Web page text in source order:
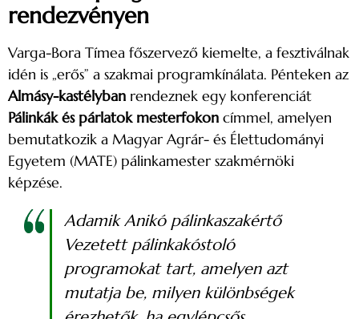
rendezvényen
Varga-Bora Tímea főszervező kiemelte, a fesztiválnak
idén is „erős” a szakmai programkínálata. Pénteken az
Almásy-kastélyban rendeznek egy konferenciát
Pálinkák és párlatok mesterfokon címmel, amelyen
bemutatkozik a Magyar Agrár- és Élettudományi
Egyetem (MATE) pálinkamester szakmérnöki
képzése.
Adamik Anikó pálinkaszakértő
Vezetett pálinkakóstoló
programokat tart, amelyen azt
mutatja be, milyen különbségek